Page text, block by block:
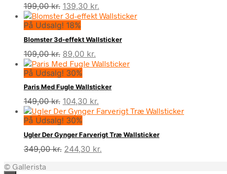
199,00kr. Den
oprindelige
pris
var:
199,00 kr..
139,30 kr.
aktuelle
er:
139,30 kr..
På Udsalg! 18%
Blomster 3d-effekt Wallsticker
109,00kr. Den
oprindelige
pris
var:
109,00 kr..
89,00 kr.
aktuelle
er:
89,00 kr..
På Udsalg! 30%
Paris Med Fugle Wallsticker
149,00kr. Den
oprindelige
pris
149,00 kr..
104,30 kr.
aktuelle
er:
104,30 kr..
På Udsalg! 30%
Ugler Der Gynger Farverigt Træ Wallsticker
349,00kr. Den
244,30 kr.
© Gallerista